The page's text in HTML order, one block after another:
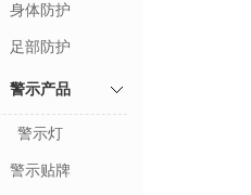
身体防护
足部防护
警示产品
警示灯
警示贴牌